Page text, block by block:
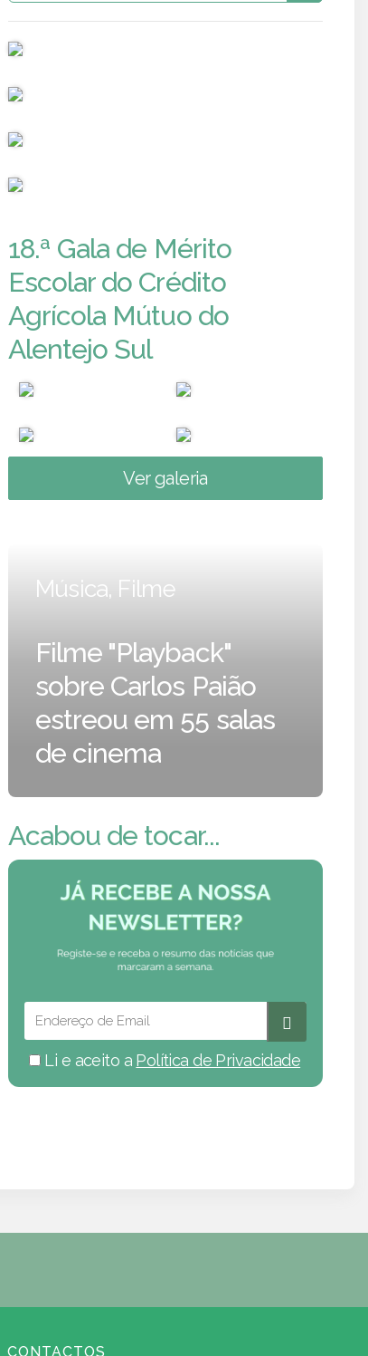
18.ª Gala de Mérito
Escolar do Crédito
Agrícola Mútuo do
Alentejo Sul
Ver galeria
Música, Filme
Filme "Playback"
sobre Carlos Paião
estreou em 55 salas
de cinema
Acabou de tocar...
Li e aceito a Política de Privacidade
CONTACTOS